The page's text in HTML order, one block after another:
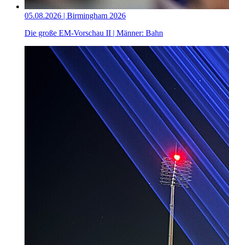
05.08.2026 | Birmingham 2026
Die große EM-Vorschau II | Männer: Bahn